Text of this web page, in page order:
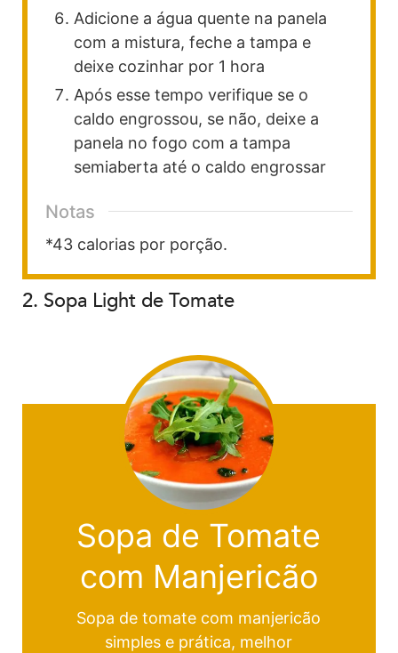
Adicione a água quente na panela
com a mistura, feche a tampa e
deixe cozinhar por 1 hora
Após esse tempo verifique se o
caldo engrossou, se não, deixe a
panela no fogo com a tampa
semiaberta até o caldo engrossar
Notas
*43 calorias por porção.
2. Sopa Light de Tomate
Sopa de Tomate
com Manjericão
Sopa de tomate com manjericão
simples e prática, melhor